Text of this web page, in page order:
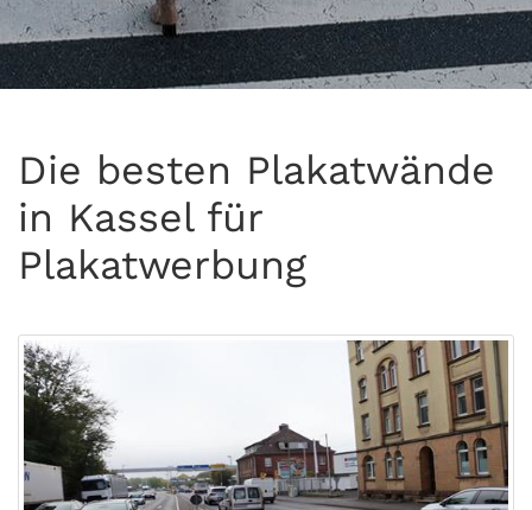
Die besten Plakatwände
in Kassel für
Plakatwerbung